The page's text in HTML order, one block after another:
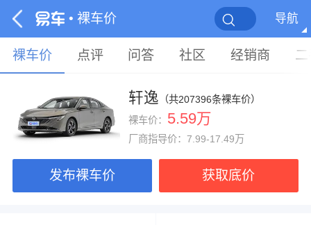
• 裸车价 导航
裸车价 点评 问答 社区 经销商
轩逸 （共207396条裸车价）
裸车价： 5.59万
厂商指导价：7.99-17.49万
发布裸车价 获取底价